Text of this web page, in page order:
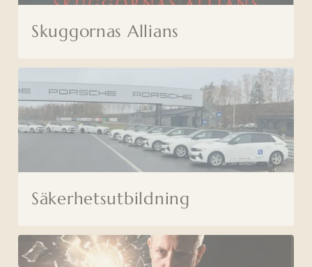
Skuggornas Allians
Säkerhetsutbildning